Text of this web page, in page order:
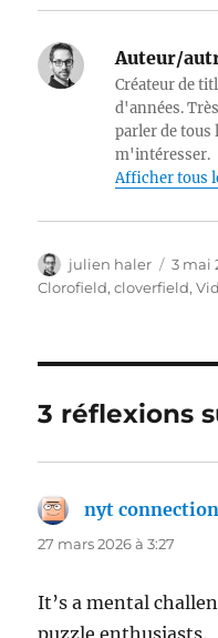
Auteur/
Créateur de
d'années.
parler de tous
m'intéresser.
Afficher tous
Auteur
julien haler
Publié
le
3 mai
Clorofield,cloverfield,
3 réflexions
nyt
27 mars 2026 à 3:27
It’s a mental